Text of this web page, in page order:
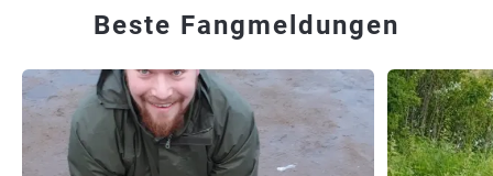
Beste Fangmeldungen